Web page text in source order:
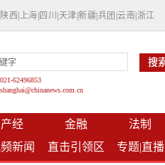
陕西 上海 四川 天津 |新疆 兵团 |云南 浙江
62496853
产经 金融
法制
新闻 直击引领区 专题|直播